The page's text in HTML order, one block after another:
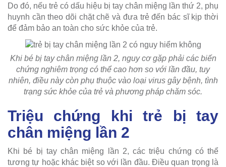
Do đó, nếu trẻ có dấu hiệu bị tay chân miệng lần thứ 2, phụ
huynh cần theo dõi chặt chẽ và đưa trẻ đến bác sĩ kịp thời
để đảm bảo an toàn cho sức khỏe của trẻ.
Khi bé bị tay chân miệng lần 2, nguy cơ gặp phải các biến
chứng nghiêm trọng có thể cao hơn so với lần đầu, tuy
nhiên, điều này còn phụ thuộc vào loại virus gây bệnh, tình
trạng sức khỏe của trẻ và phương pháp chăm sóc.
Triệu chứng khi trẻ bị tay
chân miệng lần 2
Khi bé bị tay chân miệng lần 2, các triệu chứng có thể
tương tự hoặc khác biệt so với lần đầu. Điều quan trọng là